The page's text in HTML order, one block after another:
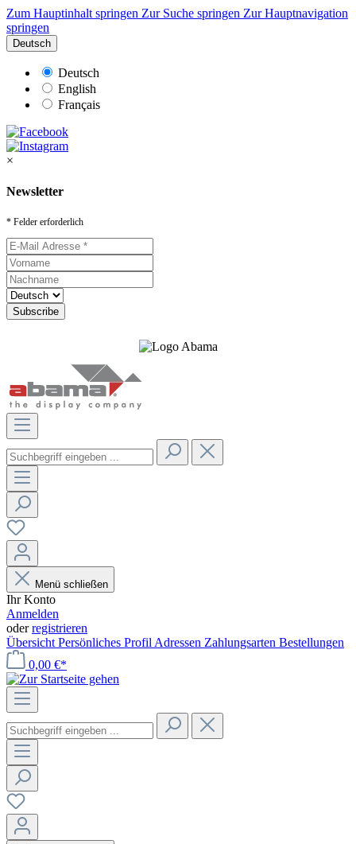
Zum Hauptinhalt springen Zur Suche springen Zur Hauptnavigation
springen
Deutsch
Deutsch
English
Français
×
Newsletter
* Felder erforderlich
Menü schließen
Ihr Konto
Anmelden
oderregistrieren
Übersicht Persönliches Profil Adressen Zahlungsarten Bestellungen
0,00 €*